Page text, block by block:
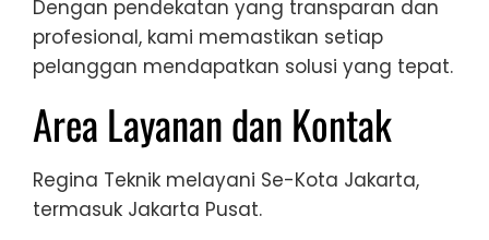
Dengan pendekatan yang transparan dan
profesional, kami memastikan setiap
pelanggan mendapatkan solusi yang tepat.
Area Layanan dan Kontak
Regina Teknik melayani Se-Kota Jakarta,
termasuk Jakarta Pusat.